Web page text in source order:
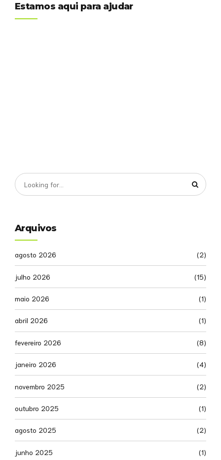
Estamos aqui para ajudar
Arquivos
agosto 2026 (2)
julho 2026 (15)
maio 2026 (1)
abril 2026 (1)
fevereiro 2026 (8)
janeiro 2026 (4)
novembro 2025 (2)
outubro 2025 (1)
agosto 2025 (2)
junho 2025 (1)